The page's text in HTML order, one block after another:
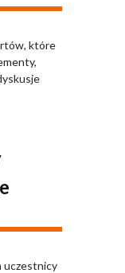
które
uczestnicy